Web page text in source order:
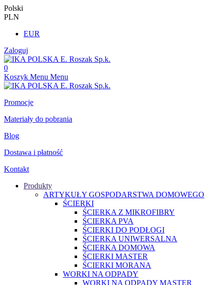
Polski
PLN
EUR
Zaloguj
0
Koszyk Menu Menu
Promocje
Materiały do pobrania
Blog
Dostawa i płatność
Kontakt
Produkty
ARTYKUŁY GOSPODARSTWA DOMOWEGO
ŚCIERKI
ŚCIERKA Z MIKROFIBRY
ŚCIERKA PVA
ŚCIERKI DO PODŁOGI
ŚCIERKA UNIWERSALNA
ŚCIERKA DOMOWA
ŚCIERKI MASTER
ŚCIERKI MORANA
WORKI NA ODPADY
WORKI NA ODPADY MASTER